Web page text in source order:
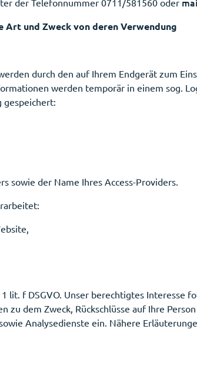
der Telefonnummer 0711/581560 oder
Art und Zweck von deren Verwendung
durch den auf Ihrem Endgerät zum
werden temporär in einem sog.
gespeichert:
sowie der Name Ihres Access-Providers.
lit. f DSGVO. Unser berechtigtes Interesse
dem Zweck, Rückschlüsse auf Ihre
Analysedienste ein. Nähere